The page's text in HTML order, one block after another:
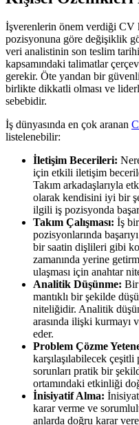
İşverenlerin önem verdiği CV
pozisyonuna göre değişiklik
veri analistinin son teslim
kapsamındaki talimatlar
gerekir. Öte yandan bir
birlikte dikkatli olması ve
sebebidir.
İş dünyasında en çok aranan
listelenebilir:
İletişim Becerileri:
için etkili iletişim
Takım arkadaşlarıyla
olarak kendisini iyi bir
ilgili iş pozisyonda
Takım Çalışması: İş
pozisyonlarında
bir saatin dişlileri gibi
zamanında yerine
ulaşması için anahtar
Analitik Düşünme: Bir
mantıklı bir şekilde
niteliğidir. Analitik
arasında ilişki kurmayı
eder.
Problem Çözme
karşılaşılabilecek
sorunları pratik bir
ortamındaki etkinliği
İnisiyatif Alma:
karar verme ve
anlarda doğru karar